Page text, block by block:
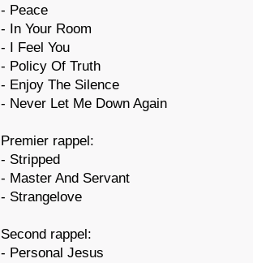
- Peace
- In Your Room
- I Feel You
- Policy Of Truth
- Enjoy The Silence
- Never Let Me Down Again
Premier rappel:
- Stripped
- Master And Servant
- Strangelove
Second rappel:
- Personal Jesus